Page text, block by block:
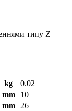
типу Z
kg
0.02
mm
10
mm
26